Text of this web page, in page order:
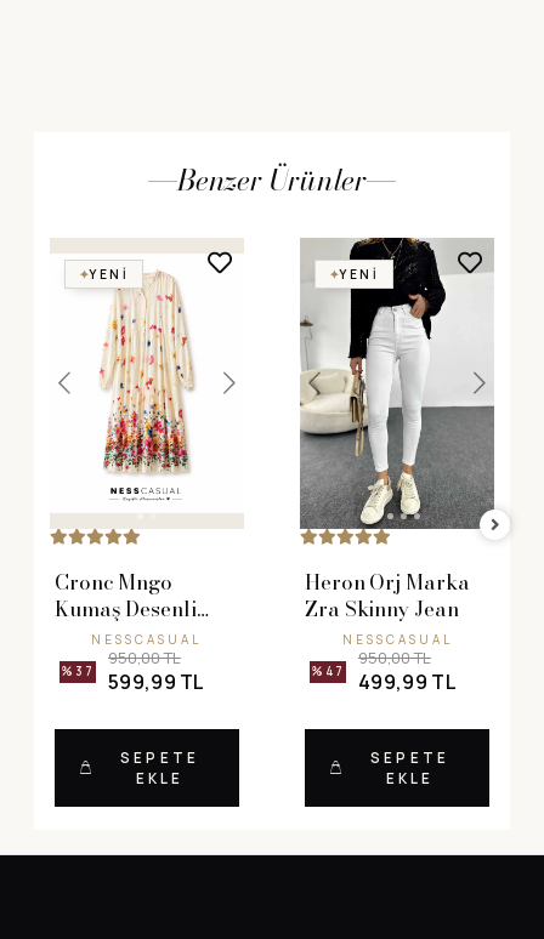
Benzer Ürünler
YENI
Cronc Mngo
Kumaş Desenli
ElbiseNESSCASUAL
%37
950,00 TL
599,99 TL
SEPETE
EKLE
YENI
Heron Orj Marka
Zra Skinny Jean
NESSCASUAL
%47
950,00 TL
499,99 TL
SEPETE
EKLE